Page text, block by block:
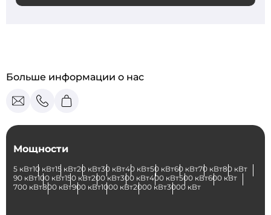
Больше информации о нас
Мощности
5 кВт10 кВт15 кВт20 кВт30 кВт40 кВт50 кВт60 кВт70 кВт80 кВт
90 кВт100 кВт150 кВт200 кВт300 кВт400 кВт500 кВт600 кВт
700 кВт800 кВт900 кВт1000 кВт2000 кВт3000 кВт